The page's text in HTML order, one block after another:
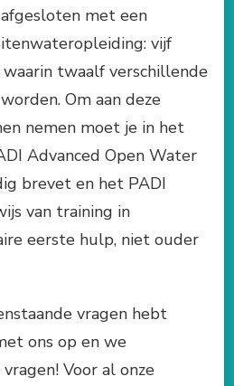
met een
vijf
twaalf verschillende
Om aan deze
nemen moet je in het
Advanced Open Water
brevet en het PADI
van training in
eerste hulp, niet ouder
vragen hebt
ons op en we
Voor al onze